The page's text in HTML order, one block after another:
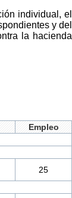
individual, el
y del
la hacienda
Empleo
25